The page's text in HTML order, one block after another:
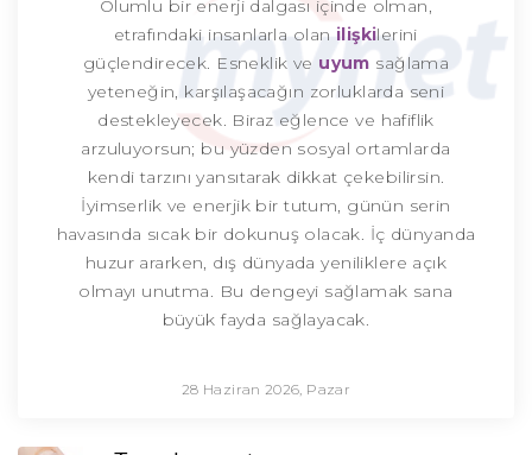
Olumlu bir enerji dalgası içinde olman,
etrafındaki insanlarla olan ilişkilerini
güçlendirecek. Esneklik ve uyum sağlama
yeteneğin, karşılaşacağın zorluklarda seni
destekleyecek. Biraz eğlence ve hafiflik
arzuluyorsun; bu yüzden sosyal ortamlarda
kendi tarzını yansıtarak dikkat çekebilirsin.
İyimserlik ve enerjik bir tutum, günün serin
havasında sıcak bir dokunuş olacak. İç dünyanda
huzur ararken, dış dünyada yeniliklere açık
olmayı unutma. Bu dengeyi sağlamak sana
büyük fayda sağlayacak.
28 Haziran 2026, Pazar